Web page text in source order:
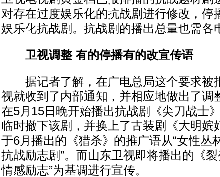
对存在过度娱乐化的抗战剧进行修改，停
娱乐化抗战剧。抗战剧的播出总量也需各
卫视调整 有的停播有的改宣传语
据记者了解，在广电总局这个要求被
视就收到了内部通知，并相应地做出了调
在5月15日晚开始播出抗战剧《尖刀战士
临时撤下该剧，并换上了古装剧《大明嫔
于6月播出的《猎杀》的推广语从“女性丛
抗战励志剧”。而山东卫视即将播出的《
情感励志”为基调进行宣传。